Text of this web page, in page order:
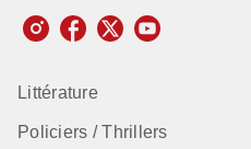
Littérature
Policiers / Thrillers